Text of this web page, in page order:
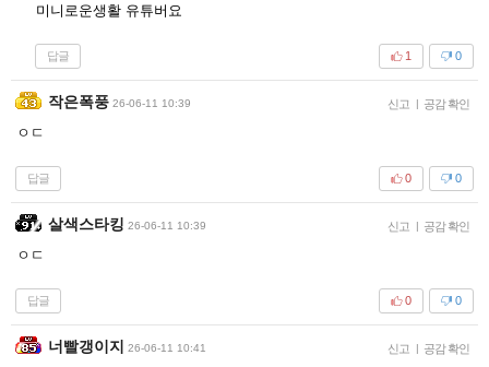
미니로운생활 유튜버요
답글 0
1
작은폭풍 26-06-11 10:39 신고 | 공감 확인
ㅇㄷ
답글 0
0
살색스타킹 26-06-11 10:39 신고 | 공감 확인
ㅇㄷ
답글 0
0
너빨갱이지 26-06-11 10:41 신고 | 공감 확인